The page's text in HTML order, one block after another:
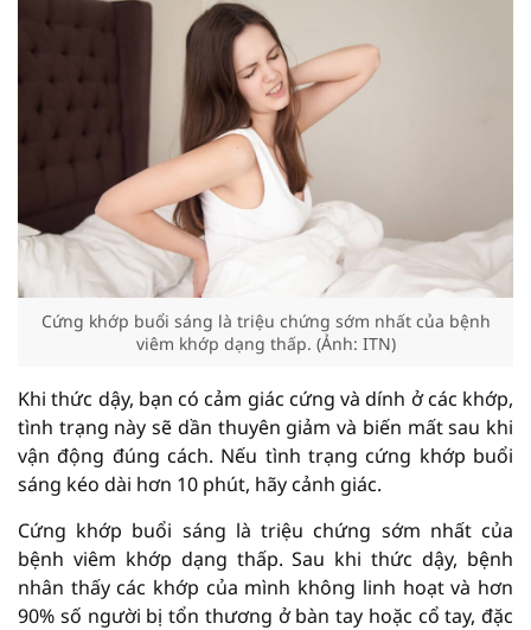
Cứng khớp buổi sáng là triệu chứng sớm nhất của bệnh
viêm khớp dạng thấp. (Ảnh: ITN)
Khi thức dậy, bạn có cảm giác cứng và dính ở các khớp,
tình trạng này sẽ dần thuyên giảm và biến mất sau khi
vận động đúng cách. Nếu tình trạng cứng khớp buổi
sáng kéo dài hơn 10 phút, hãy cảnh giác.
Cứng khớp buổi sáng là triệu chứng sớm nhất của
bệnh viêm khớp dạng thấp. Sau khi thức dậy, bệnh
nhân thấy các khớp của mình không linh hoạt và hơn
90% số người bị tổn thương ở bàn tay hoặc cổ tay, đặc